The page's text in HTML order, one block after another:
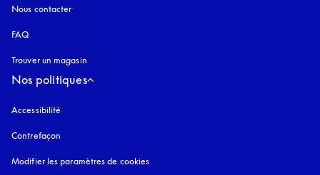
Nous contacter
FAQ
Trouver un magasin
Nos politiques
Accessibilité
Contrefaçon
Modifier les paramètres de cookies